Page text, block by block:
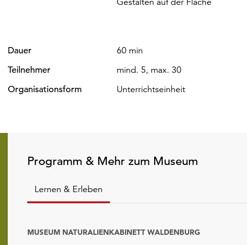
Dauer
60 min
Teilnehmer
mind. 5, max. 30
Organisationsform
Unterrichtseinheit
Programm & Mehr zum Museum
Lernen & Erleben
MUSEUM NATURALIENKABINETT WALDENBURG